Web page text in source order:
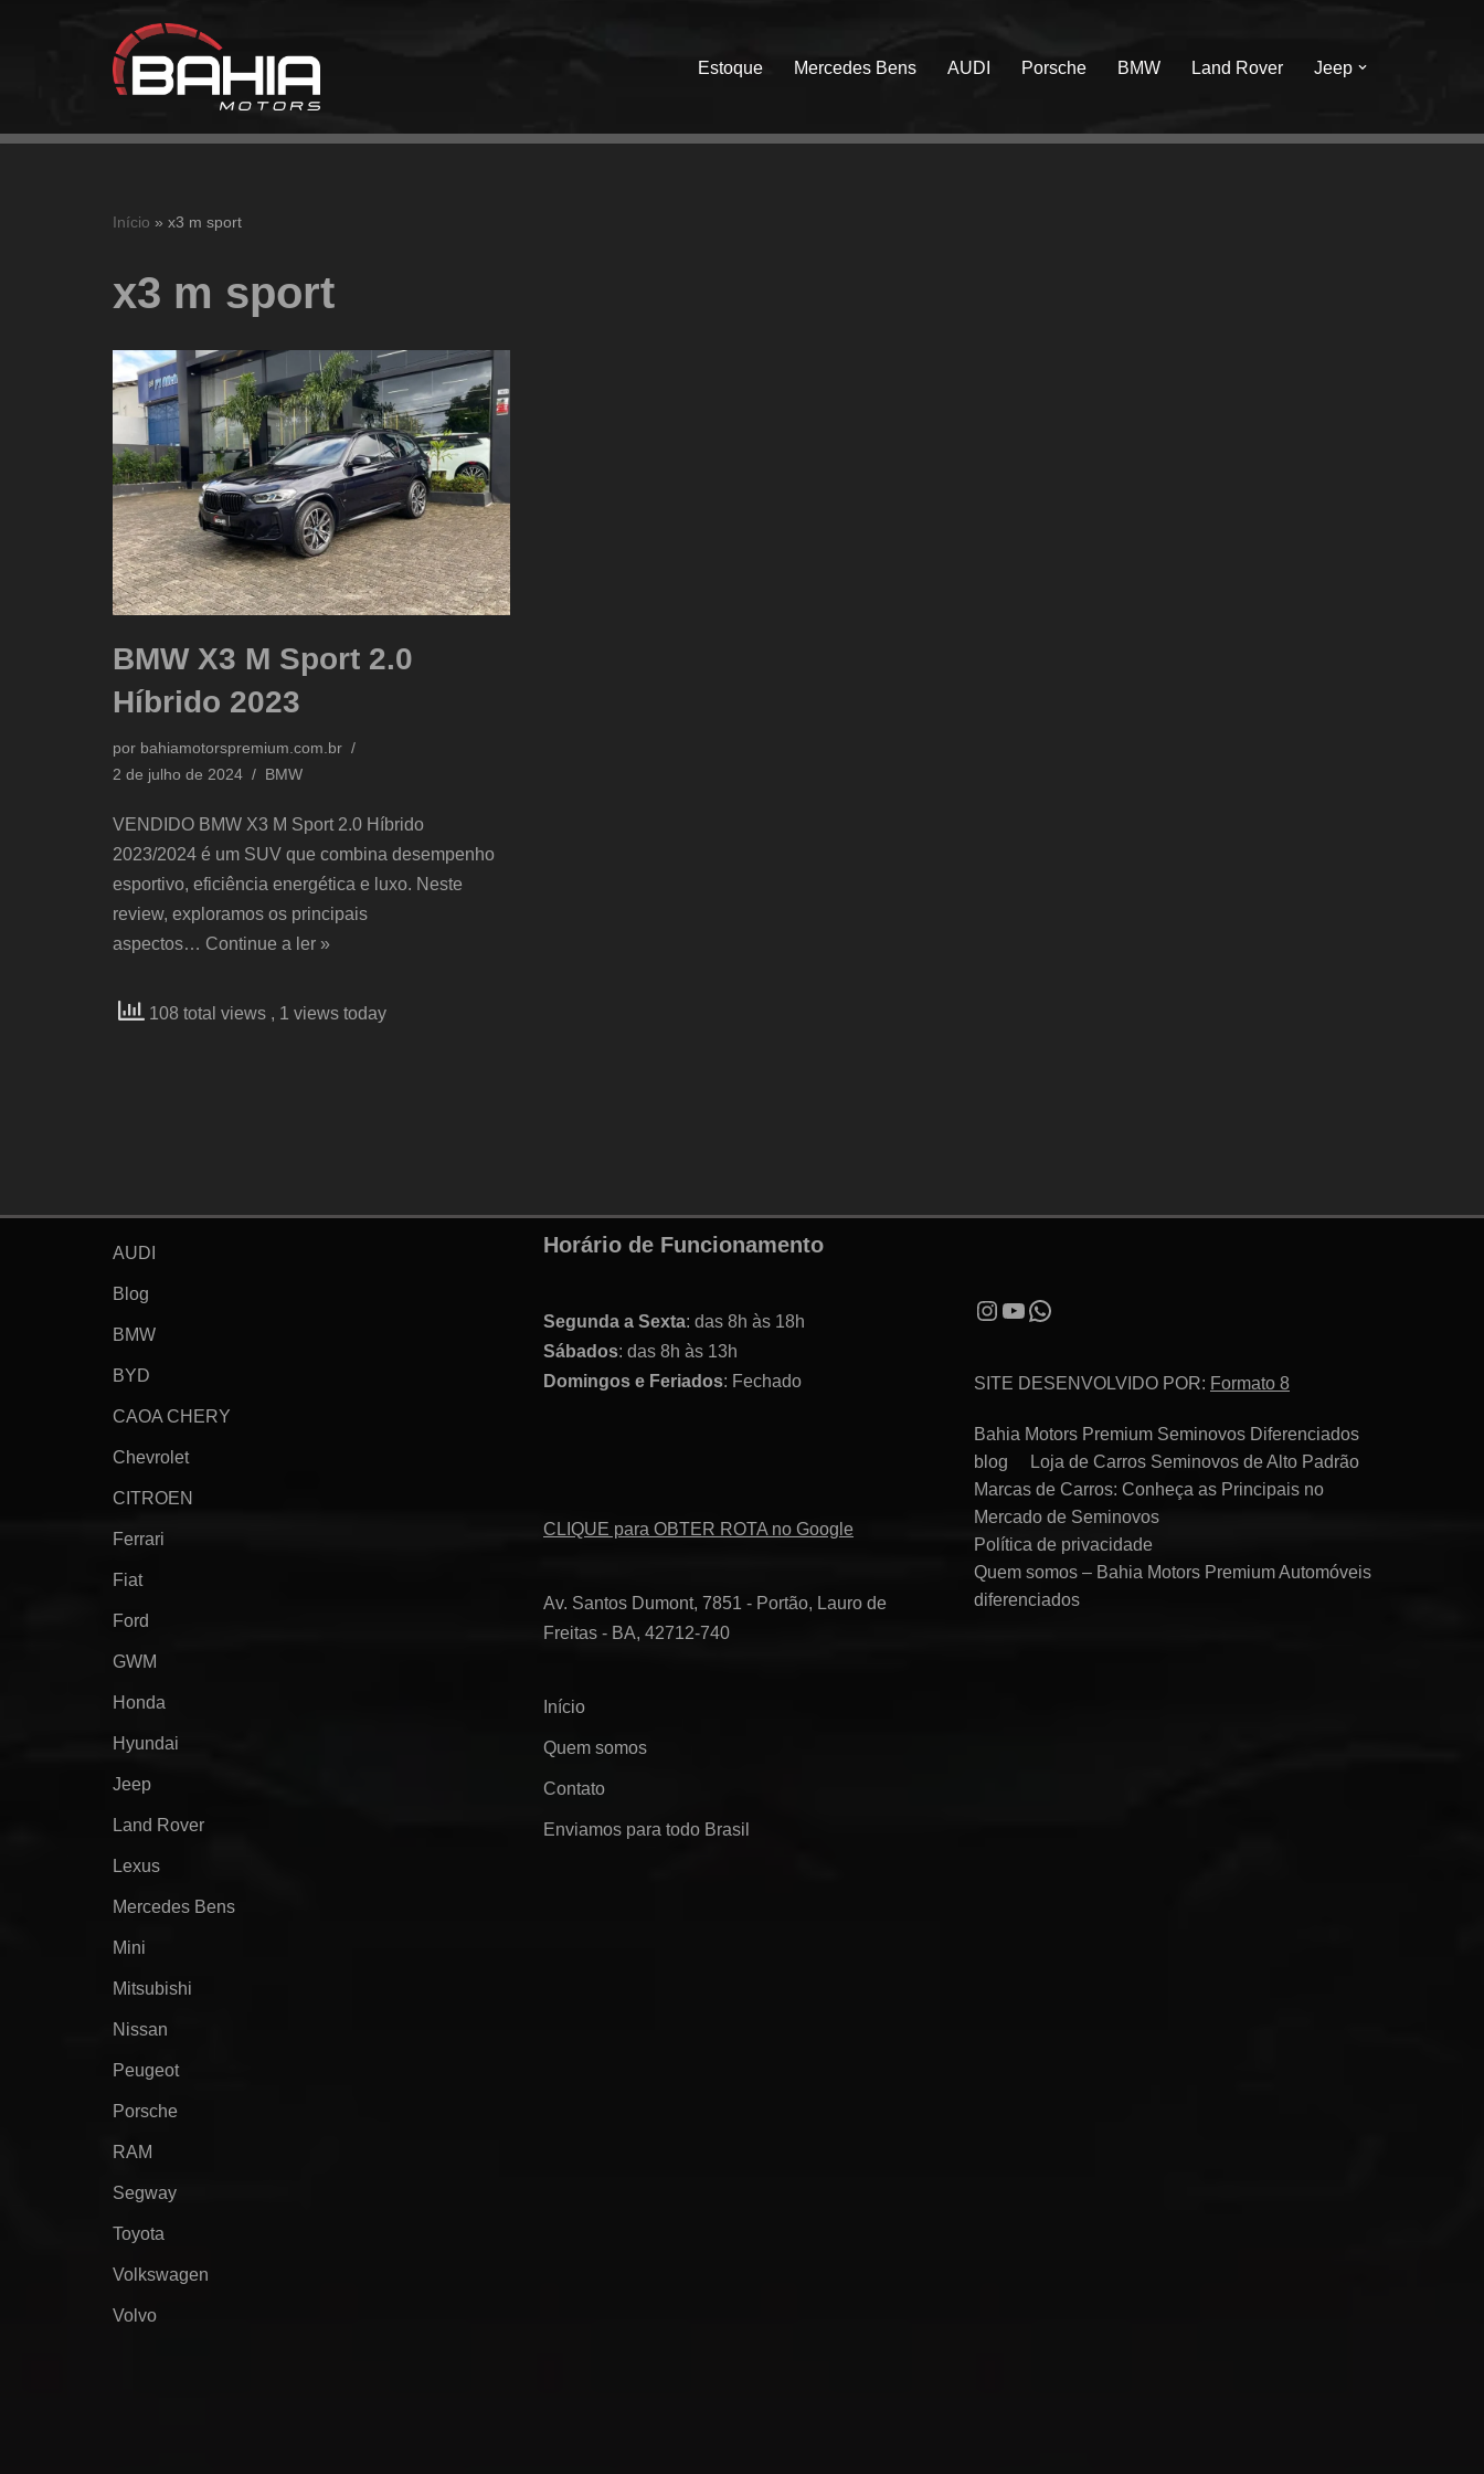
Estoque Mercedes Bens AUDI Porsche BMW Land Rover Jeep
Início » x3 m sport
x3 m sport
BMW X3 M Sport 2.0
Híbrido 2023
por bahiamotorspremium.com.br
2 de julho de 2024
BMW
VENDIDO BMW X3 M Sport 2.0 Híbrido
2023/2024 é um SUV que combina desempenho
esportivo, eficiência energética e luxo. Neste
review, exploramos os principais
aspectos… Continue a ler »
108 total views , 1 views today
AUDI
Blog
BMW
BYD
CAOA CHERY
Chevrolet
CITROEN
Ferrari
Fiat
Ford
GWM
Honda
Hyundai
Jeep
Land Rover
Lexus
Mercedes Bens
Mini
Mitsubishi
Nissan
Peugeot
Porsche
RAM
Segway
Toyota
Volkswagen
Volvo
Horário de Funcionamento
Segunda a Sexta: das 8h às 18h
Sábados: das 8h às 13h
Domingos e Feriados: Fechado
CLIQUE para OBTER ROTA no Google
Av. Santos Dumont, 7851 - Portão, Lauro de
Freitas - BA, 42712-740
Início
Quem somos
Contato
Enviamos para todo Brasil
SITE DESENVOLVIDO POR: Formato 8
Bahia Motors Premium Seminovos Diferenciados
blog
Loja de Carros Seminovos de Alto Padrão
Marcas de Carros: Conheça as Principais no
Mercado de Seminovos
Política de privacidade
Quem somos – Bahia Motors Premium Automóveis
diferenciados